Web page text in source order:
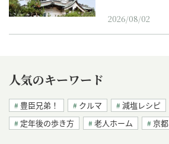
2026/08/02
人気のキーワード
豊臣兄弟！ クルマ 減塩レシピ
定年後の歩き方
老人ホーム 京都